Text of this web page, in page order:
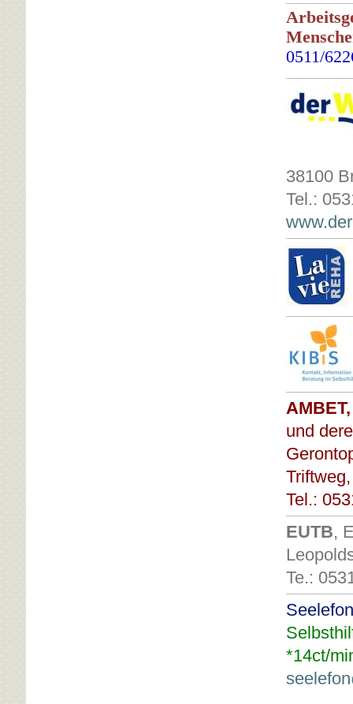
:
0511/
38100
Tel.:
AMBET,
und
Triftweg,
Tel.:
EUTB,
Te.:
*14ct/